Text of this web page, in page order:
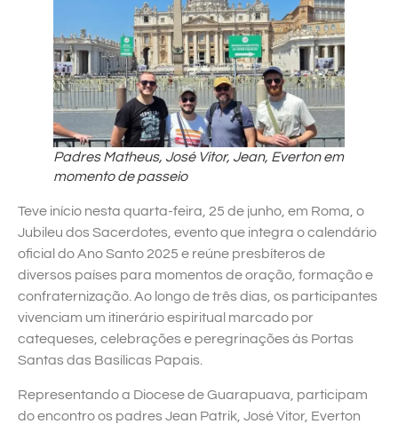
Padres Matheus, José Vitor, Jean, Everton em
momento de passeio
Teve início nesta quarta-feira, 25 de junho, em Roma, o
Jubileu dos Sacerdotes, evento que integra o calendário
oficial do Ano Santo 2025 e reúne presbíteros de
diversos países para momentos de oração, formação e
confraternização. Ao longo de três dias, os participantes
vivenciam um itinerário espiritual marcado por
catequeses, celebrações e peregrinações às Portas
Santas das Basílicas Papais.
Representando a Diocese de Guarapuava, participam
do encontro os padres Jean Patrik, José Vitor, Everton